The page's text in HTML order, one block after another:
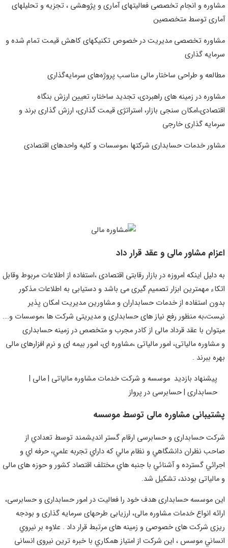
و انجام تخصصی فعالیتهای آماری و پ‍ژوهشی ، تجزیه و تحلیلهای
توسط متخصصین
تخصصی مدیریت در خصوص تکنیکهای کاهش قیمت تمام شده و
گذاری
و طراحی ساختار مالی مناسب پروژه‌های سرمایه‌گذاری
در زمینه های راهبردی، تجدید ساختار، تعیین ارزش بنگاه
سنجی بازار، استراتژی قیمت گذاری، ارزش گذاری برند و
گذاری خارجی
خدمات حسابداری شرکتها ،موسسات و کلیه واحدهای اقتصادی
مشاور مالی و عقد قرار داد
دلیل اینکه امروزه در بازار رقابتی اقتصادی ،استفاده از اطلاعات مربوط وقابل
مهمترین ابزار تصمیم گیری می باشد و دستیابی به اطلاعات مذکور
استفاده از خدمات حسابداران و مشاورین مدیریت امکان پذیر
منظور رفع نیاز های حسابداری و مدیریتی شرکت ها ،موسسات و….
با عقد قرداد مالی از کادر مجرب و متخصص در زمینه حسابداری
مشاوره مالیاتی، امور مالیاتی ،مشاوره ای، امور بیمه ای و نرم افزارهای مالی
ببرند .
پیشنهاد بازدید موسسه و شرکت خدمات مشاوره مالیاتی | مالی |
حسابداری | حسابرسی در پرواز
مشاوره مالی توسط موسسه
حسابداری و حسابرسی ارقام گستر اندیشمند توسط تعدادي از
نظران دانشگاهي و نظام مالي كه داراي تجربه علمي، حرفه اي و
گسترده و آشنائي با جنبه هاي مختلف اقتصاد كشور و حوزه های مالی
مالیاتی بودند، تشكيل شد.
موسسه حسابداری هدف خود را فعالیت در امور حسابداری و حسابرسی،
انواع خدمات مشاوره مالی، ارزیابی طرحهای سرمایه گذاری و بودجه
شرکت های خصوصی و زمینه های مرتبط قرار داد . علاوه بر نيروي
موسس ، این شرکت از امتیاز همكاري با خبره ترین نیروی انسانی